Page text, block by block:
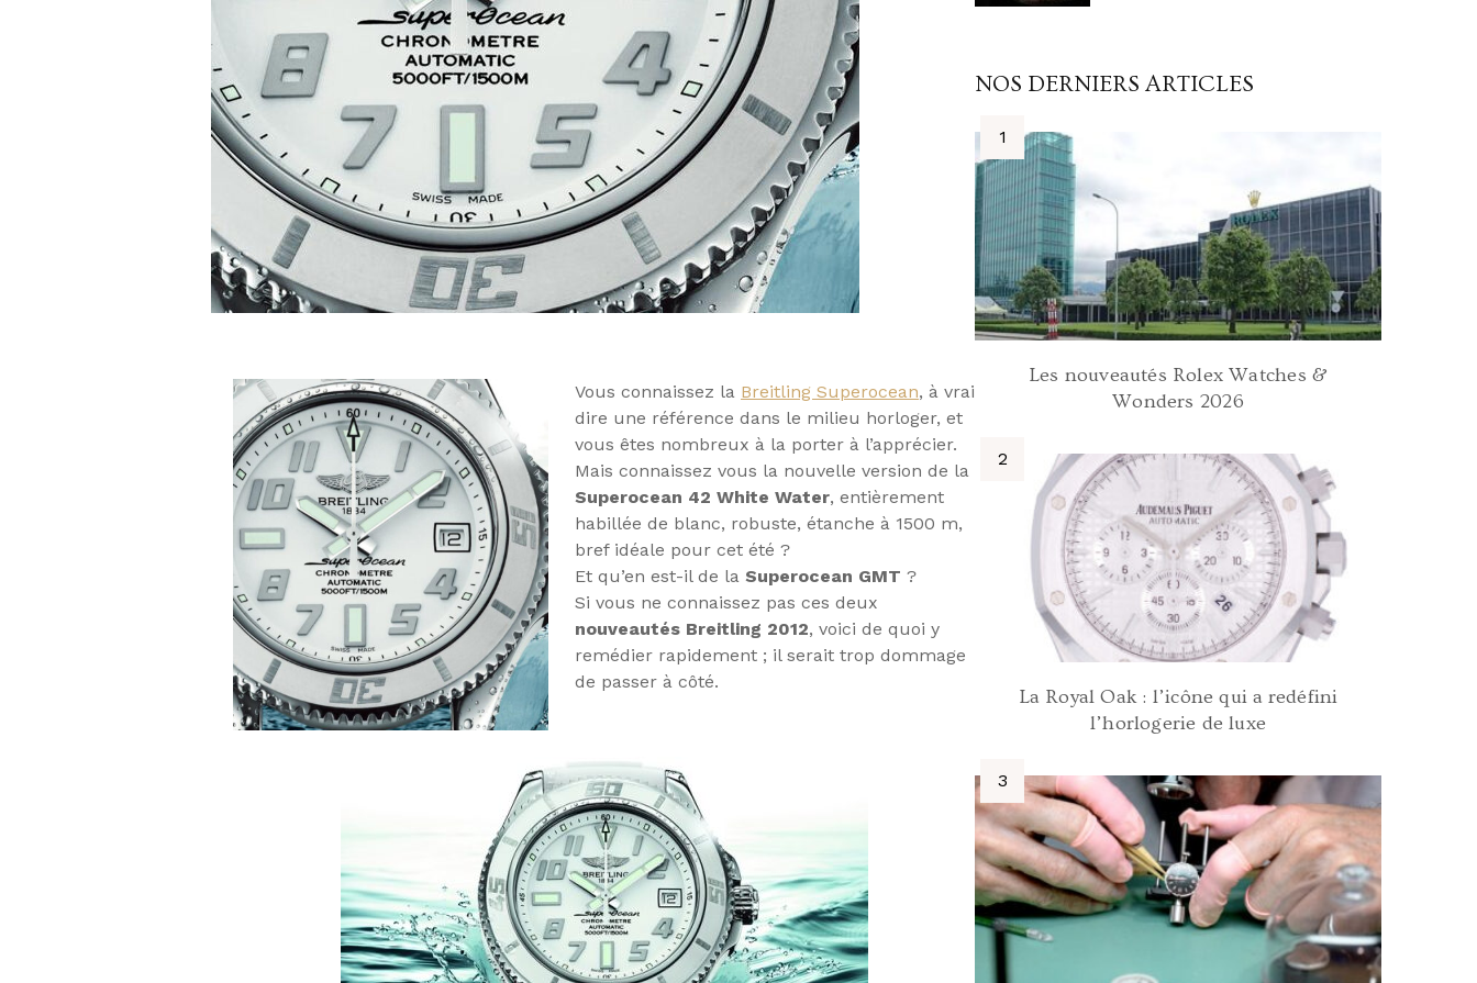
Vous connaissez la Breitling Superocean, à vrai
dire une référence dans le milieu horloger, et
vous êtes nombreux à la porter à l’apprécier.
Mais connaissez vous la nouvelle version de la
Superocean 42 White Water, entièrement
habillée de blanc, robuste, étanche à 1500 m,
bref idéale pour cet été ?
Et qu’en est-il de la Superocean GMT ?
Si vous ne connaissez pas ces deux
nouveautés Breitling 2012, voici de quoi y
remédier rapidement ; il serait trop dommage
de passer à côté.
NOS DERNIERS ARTICLES
Les nouveautés Rolex Watches &
Wonders 2026
La Royal Oak : l’icône qui a redéfini
l’horlogerie de luxe